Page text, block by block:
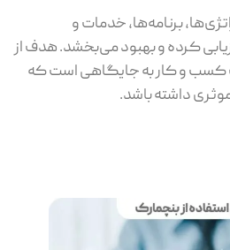
برنامه‌ها، خدمات و
کرده و بهبود می‌بخشد. هدف از
کسب و کار به جایگاهی است که
موثری داشته باشد.